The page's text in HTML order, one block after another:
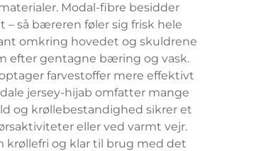
Modal-fibre besidder
så bæreren føler sig frisk hele
omkring hovedet og skuldrene
efter gentagne bæring og vask.
farvestoffer mere effektivt
jersey-hijab omfatter mange
og krøllebestandighed sikrer et
eller ved varmt vejr.
krøllefri og klar til brug med det